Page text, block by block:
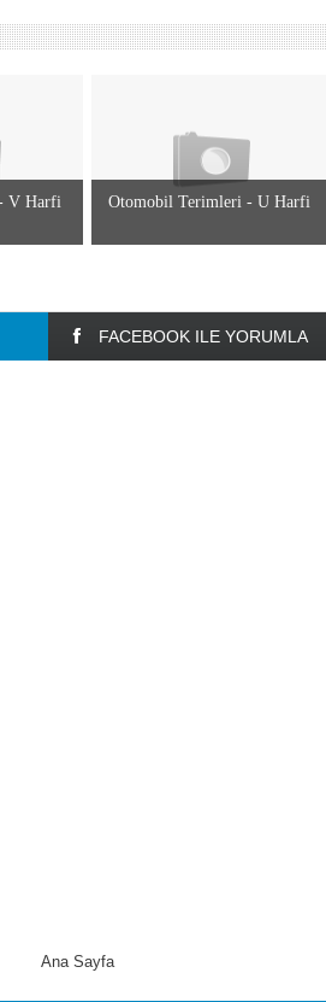
V Harfi Otomobil Terimleri - U Harfi
FACEBOOK ILE YORUMLA
Ana Sayfa